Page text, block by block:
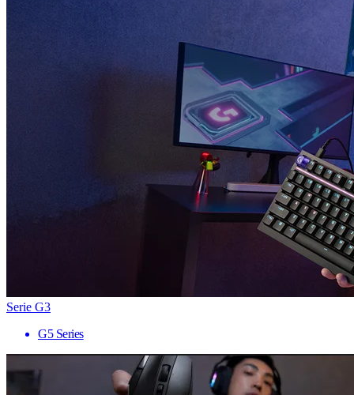
Serie G3
G5 Series